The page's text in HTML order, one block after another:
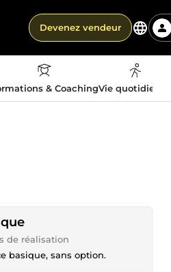
Devenez vendeur
& CoachingVie
de réalisation
basique, sans option.